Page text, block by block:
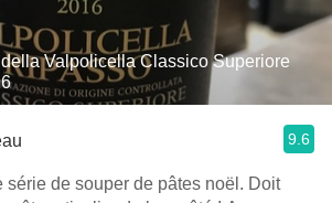
Valpolicella Classico Superiore
9.6
série de souper de pâtes noël. Doit